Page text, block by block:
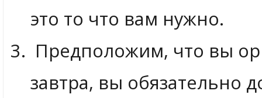
это то что вам нужно.
Предположим, что вы
завтра, вы обязательно